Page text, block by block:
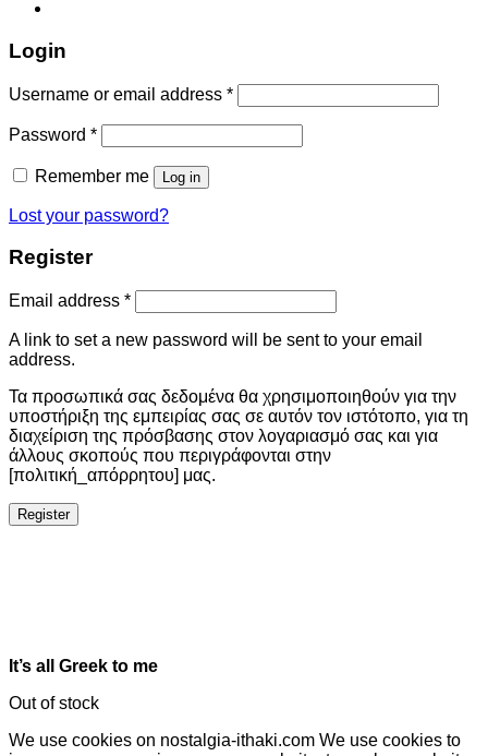
Login
Username or email address *
Password *
Remember me Log in
Lost your password?
Register
Email address *
A link to set a new password will be sent to your email
address.
Τα προσωπικά σας δεδομένα θα χρησιμοποιηθούν για την
υποστήριξη της εμπειρίας σας σε αυτόν τον ιστότοπο, για τη
διαχείριση της πρόσβασης στον λογαριασμό σας και για
άλλους σκοπούς που περιγράφονται στην
[πολιτική_απόρρητου] μας.
Register
It’s all Greek to me
Out of stock
We use cookies on nostalgia-ithaki.com We use cookies to